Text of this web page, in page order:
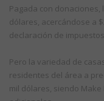
Pagada con donaciones,
dólares, acercándose a
declaración de
Pero la variedad de
residentes del área a
mil dólares, siendo